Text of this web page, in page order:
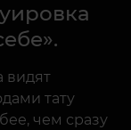
видят
тату
чем сразу